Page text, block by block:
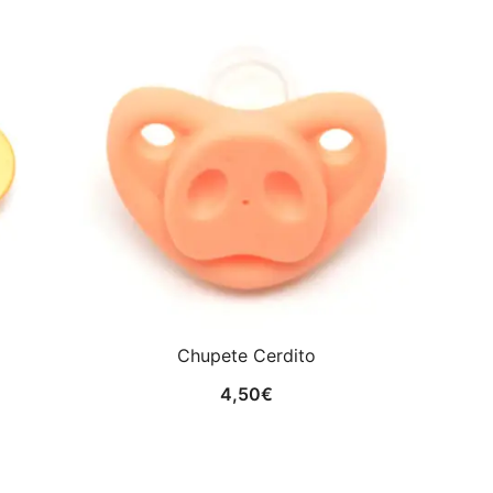
Chupete Cerdito
4,50€